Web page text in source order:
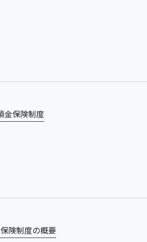
金保険制度
険制度の概要